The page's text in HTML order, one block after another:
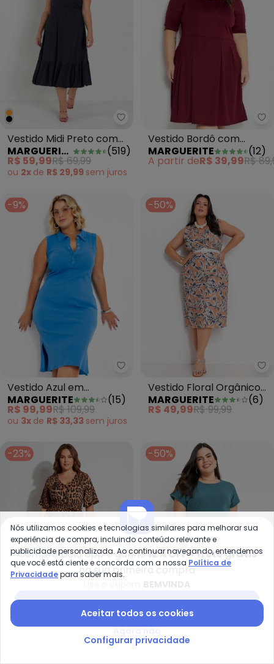
Marguerite - Vestido Midi Preto
Vestido Midi Preto com
Franzidos Plus Size
MARGUERITE (519)
R$ 59,99R$ 69,99
ou 2x de R$ 29,99 sem juros
Vestido Bordô com
Pregas Plus Size
MARGUERITE (12)
A partir deR$ 39,99R$
-9%
Marguerite - Vestido Azul em
Vestido Azul em
Canelado
MARGUERITE (15)
R$ 99,99R$ 109,99
ou 3x de R$ 33,33 sem juros
-50%
Vestido Floral Orgânico
em Jersey Acetinado
MARGUERITE (6)
R$ 49,99R$ 99,99
-23%
Marguerite - Vestido Oncinha
Vestido Oncinha em
(
-50%
Vestido Verde Escuro em
Compre pelo app e ganhe12% OFF + frete grátis
na sua primeira compra
Nós utilizamos cookies e tecnologias similares para melhorar sua
experiência de compra, incluindo conteúdo relevante e
publicidade personalizada. Ao continuar navegando, entendemos
que você está ciente e concorda com a nossa Política de
Privacidadepara saber mais.
Aceitar todos os cookies
Configurar privacidade